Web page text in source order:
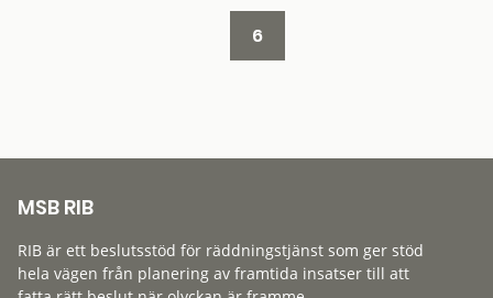
6
MSB RIB
RIB är ett beslutsstöd för räddningstjänst som ger stöd
hela vägen från planering av framtida insatser till att